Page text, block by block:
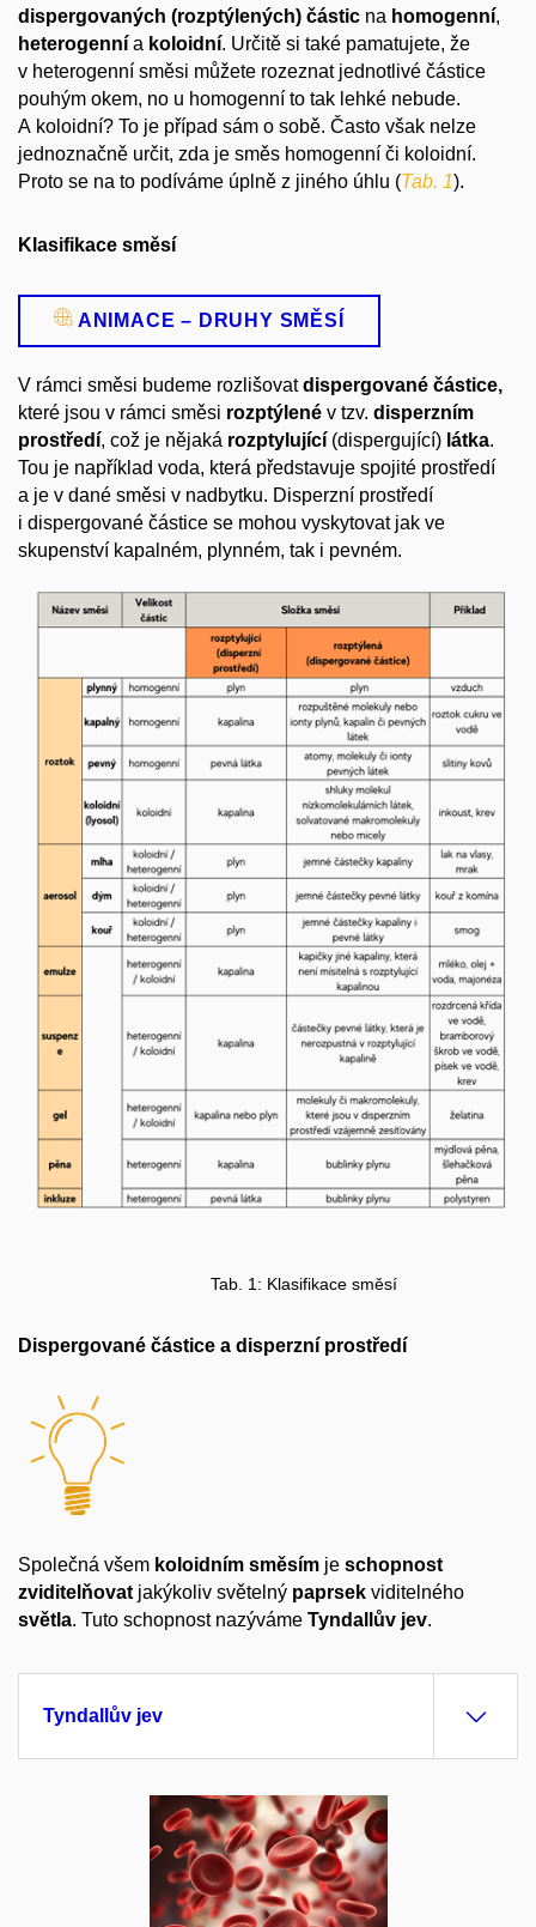
dispergovaných (rozptýlených) částic na homogenní,
heterogenní a koloidní. Určitě si také pamatujete, že
v heterogenní směsi můžete rozeznat jednotlivé částice
pouhým okem, no u homogenní to tak lehké nebude.
A koloidní? To je případ sám o sobě. Často však nelze
jednoznačně určit, zda je směs homogenní či koloidní.
Proto se na to podíváme úplně z jiného úhlu (Tab. 1).
Klasifikace směsí
ANIMACE – DRUHY SMĚSÍ
V rámci směsi budeme rozlišovatdispergované částice,
které jsou v rámci směsi rozptýlené v tzv. disperzním
prostředí, což je nějaká rozptylující (dispergující) látka.
Tou je například voda, která představuje spojité prostředí
a je v dané směsi v nadbytku. Disperzní prostředí
i dispergované částice se mohou vyskytovat jak ve
skupenství kapalném, plynném, tak i pevném.
Tab. 1: Klasifikace směsí
Dispergované částice a disperzní prostředí
Společná všem koloidním směsím je schopnost
zviditelňovat jakýkoliv světelný paprsek viditelného
světla. Tuto schopnost nazýváme Tyndallův jev.
Tyndallův jev